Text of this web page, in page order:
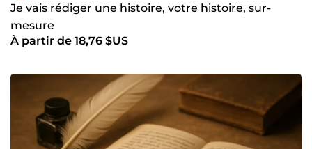
Je vais rédiger une histoire, votre histoire, sur-
mesure
À partir de 18,76 $US